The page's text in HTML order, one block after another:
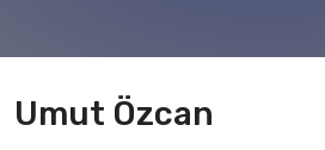
Umut Özcan